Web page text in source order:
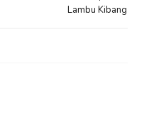
Lambu Kibang